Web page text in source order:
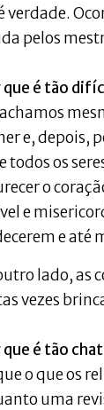
verdade.
pelos
que é tão
e, depois,
todos os
o
e
e até
lado, as
vezes
que é tão
o que os
uma